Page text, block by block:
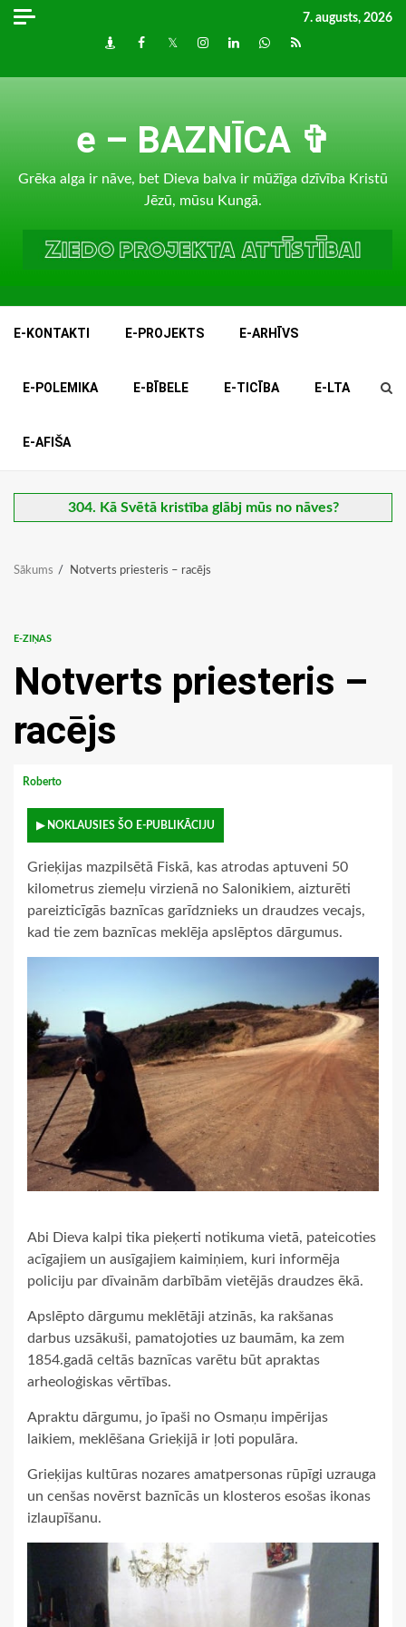
Skip
7. augusts, 2026
DraugiemFacebook
TwitterInstagram
LinkedInwhatsapp
RSS
e – BAZNĪCA ✞
Grēka alga ir nāve, bet Dieva balva ir mūžīga dzīvība Kristū
Jēzū, mūsu Kungā.
E-KONTAKTI E-PROJEKTS E-ARHĪVS
E-POLEMIKA E-BĪBELE E-TICĪBA E-LTA
E-AFIŠA
304. Kā Svētā kristība glābj mūs no nāves?
Sākums Notverts priesteris – racējs
E-ZIŅAS
Notverts priesteris –
racējs
Roberto
▶ NOKLAUSIES ŠO E-PUBLIKĀCIJU
Grieķijas mazpilsētā Fiskā, kas atrodas aptuveni 50
kilometrus ziemeļu virzienā no Salonikiem, aizturēti
pareizticīgās baznīcas garīdznieks un draudzes vecajs,
kad tie zem baznīcas meklēja apslēptos dārgumus.
Abi Dieva kalpi tika pieķerti notikuma vietā, pateicoties
acīgajiem un ausīgajiem kaimiņiem, kuri informēja
policiju par dīvainām darbībām vietējās draudzes ēkā.
Apslēpto dārgumu meklētāji atzinās, ka rakšanas
darbus uzsākuši, pamatojoties uz baumām, ka zem
1854.gadā celtās baznīcas varētu būt apraktas
arheoloģiskas vērtības.
Apraktu dārgumu, jo īpaši no Osmaņu impērijas
laikiem, meklēšana Grieķijā ir ļoti populāra.
Grieķijas kultūras nozares amatpersonas rūpīgi uzrauga
un cenšas novērst baznīcās un klosteros esošas ikonas
izlaupīšanu.